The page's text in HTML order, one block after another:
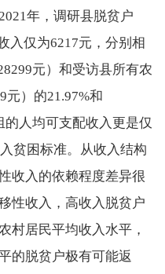
年，调研县脱贫户
入仅为6217元，分别相
元）和受访县所有农
元）的21.97%和
的人均可支配收入更是仅
贫困标准。从收入结构
收入的依赖程度差异很
性收入，高收入脱贫户
村居民平均收入水平，
的脱贫户极有可能返